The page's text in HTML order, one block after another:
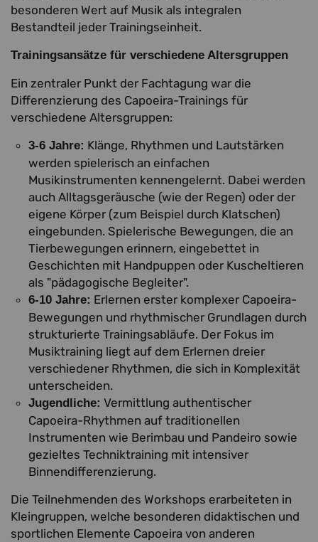
besonderen Wert auf Musik als integralen
Bestandteil jeder Trainingseinheit.
Trainingsansätze für verschiedene Altersgruppen
Ein zentraler Punkt der Fachtagung war die
Differenzierung des Capoeira-Trainings für
verschiedene Altersgruppen:
3-6 Jahre: Klänge, Rhythmen und Lautstärken
werden spielerisch an einfachen
Musikinstrumenten kennengelernt. Dabei werden
auch Alltagsgeräusche (wie der Regen) oder der
eigene Körper (zum Beispiel durch Klatschen)
eingebunden. Spielerische Bewegungen, die an
Tierbewegungen erinnern, eingebettet in
Geschichten mit Handpuppen oder Kuscheltieren
als "pädagogische Begleiter".
6-10 Jahre: Erlernen erster komplexer Capoeira-
Bewegungen und rhythmischer Grundlagen durch
strukturierte Trainingsabläufe. Der Fokus im
Musiktraining liegt auf dem Erlernen dreier
verschiedener Rhythmen, die sich in Komplexität
unterscheiden.
Jugendliche: Vermittlung authentischer
Capoeira-Rhythmen auf traditionellen
Instrumenten wie Berimbau und Pandeiro sowie
gezieltes Techniktraining mit intensiver
Binnendifferenzierung.
Die Teilnehmenden des Workshops erarbeiteten in
Kleingruppen, welche besonderen didaktischen und
sportlichen Elemente Capoeira von anderen